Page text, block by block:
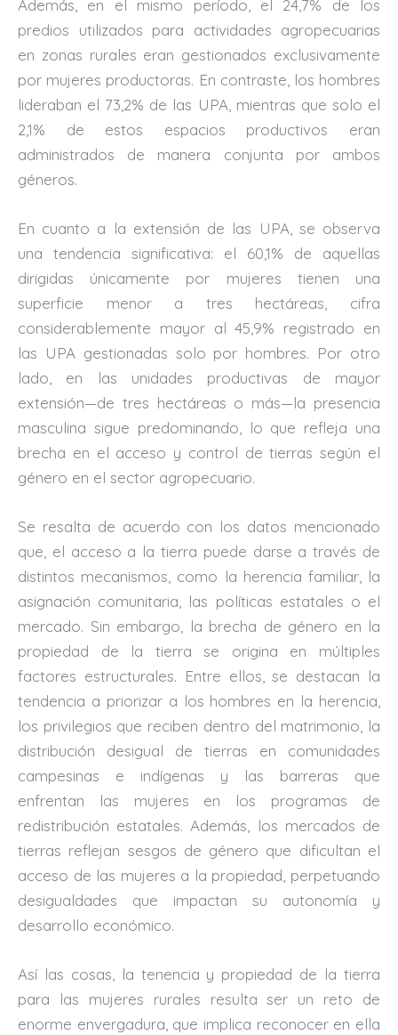
Además, en el mismo período, el 24,7% de los
predios utilizados para actividades agropecuarias
en zonas rurales eran gestionados exclusivamente
por mujeres productoras. En contraste, los hombres
lideraban el 73,2% de las UPA, mientras que solo el
2,1% de estos espacios productivos eran
administrados de manera conjunta por ambos
géneros.
En cuanto a la extensión de las UPA, se observa
una tendencia significativa: el 60,1% de aquellas
dirigidas únicamente por mujeres tienen una
superficie menor a tres hectáreas, cifra
considerablemente mayor al 45,9% registrado en
las UPA gestionadas solo por hombres. Por otro
lado, en las unidades productivas de mayor
extensión—de tres hectáreas o más—la presencia
masculina sigue predominando, lo que refleja una
brecha en el acceso y control de tierras según el
género en el sector agropecuario.
Se resalta de acuerdo con los datos mencionado
que, el acceso a la tierra puede darse a través de
distintos mecanismos, como la herencia familiar, la
asignación comunitaria, las políticas estatales o el
mercado. Sin embargo, la brecha de género en la
propiedad de la tierra se origina en múltiples
factores estructurales. Entre ellos, se destacan la
tendencia a priorizar a los hombres en la herencia,
los privilegios que reciben dentro del matrimonio, la
distribución desigual de tierras en comunidades
campesinas e indígenas y las barreras que
enfrentan las mujeres en los programas de
redistribución estatales. Además, los mercados de
tierras reflejan sesgos de género que dificultan el
acceso de las mujeres a la propiedad, perpetuando
desigualdades que impactan su autonomía y
desarrollo económico.
Así las cosas, la tenencia y propiedad de la tierra
para las mujeres rurales resulta ser un reto de
enorme envergadura, que implica reconocer en ella